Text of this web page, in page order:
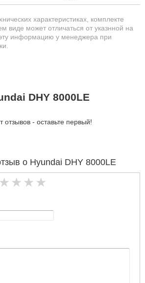
характеристиках, комплекте
виде может отличаться от указнной на
информацию у менеджера при
DHY 8000LE
отзывов - оставьте первый!
о Hyundai DHY 8000LE